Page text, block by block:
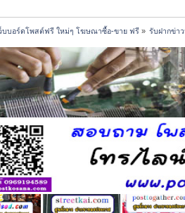
บบอร์ดโพสต์ฟรี ใหม่ๆ โฆษณาซื้อ-ขาย ฟรี» รับฝากข่า